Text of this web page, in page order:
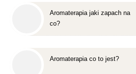
Aromaterapia jaki zapach na
co?
Aromaterapia co to jest?